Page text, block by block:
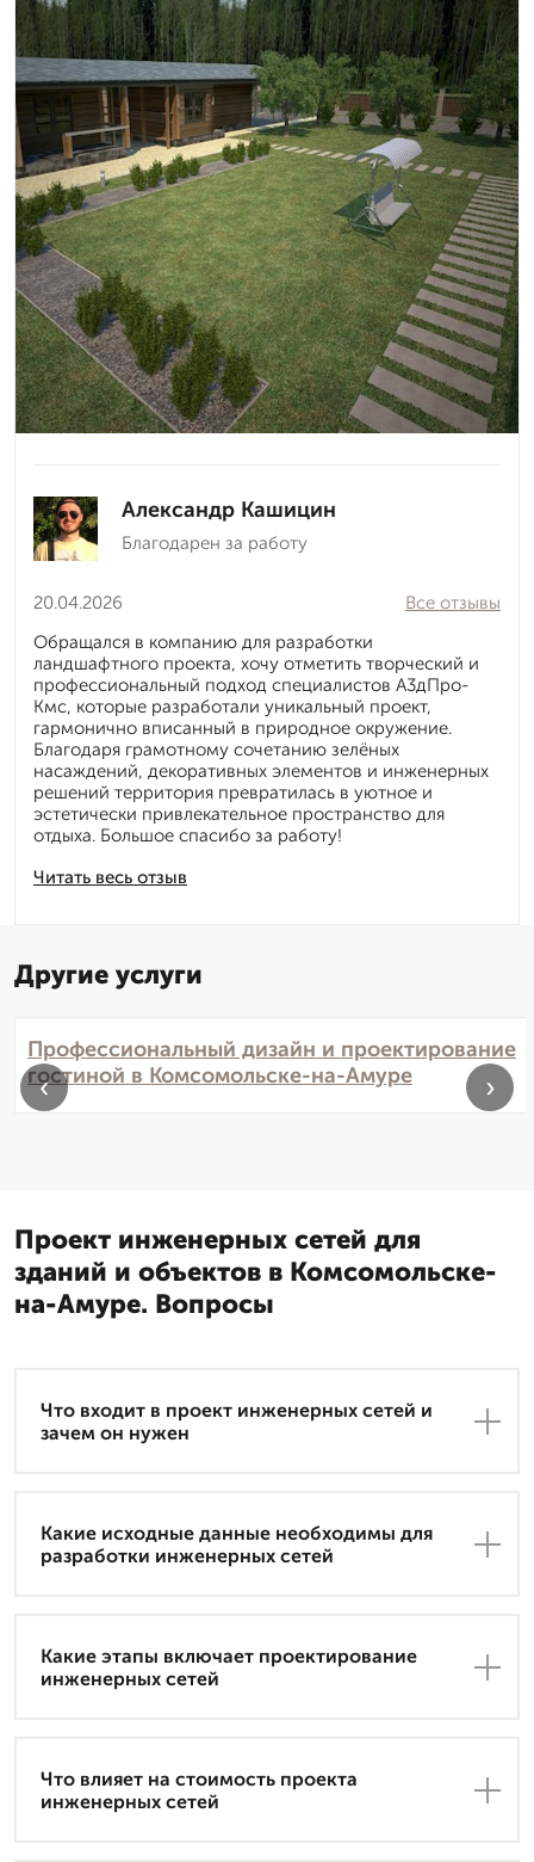
Александр Кашицин
Благодарен за работу
20.04.2026
Читать весь отзыв
Все отзывы
Обращался в компанию для разработки
ландшафтного проекта, хочу отметить творческий и
профессиональный подход специалистов А3дПро-
Кмс, которые разработали уникальный проект,
гармонично вписанный в природное окружение.
Благодаря грамотному сочетанию зелёных
насаждений, декоративных элементов и инженерных
решений территория превратилась в уютное и
эстетически привлекательное пространство для
отдыха. Большое спасибо за работу!
Другие услуги
Профессиональный дизайн и проектирование
гостиной в Комсомольске-на-Амуре
‹ ›
Проект инженерных сетей для
зданий и объектов в Комсомольске-
на-Амуре. Вопросы
Что входит в проект инженерных сетей и
зачем он нужен
Какие исходные данные необходимы для
разработки инженерных сетей
Какие этапы включает проектирование
инженерных сетей
Что влияет на стоимость проекта
инженерных сетей